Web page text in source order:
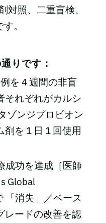
対照、二重盲検、
。
りです：
を 4 週間の非盲
それぞれがカルシ
ゾンジプロピオン
を 1 日 1 回使用
成功を達成［医師
Global
「消失」／ベース
レードの改善を認